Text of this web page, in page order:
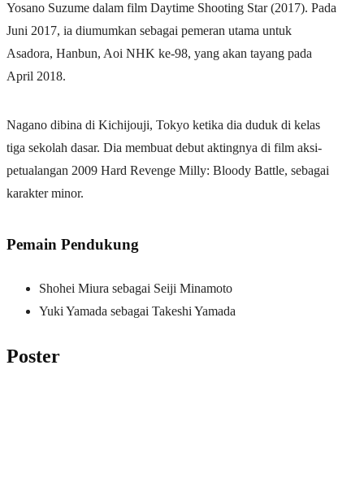
Yosano Suzume dalam film Daytime Shooting Star (2017). Pada
Juni 2017, ia diumumkan sebagai pemeran utama untuk
Asadora, Hanbun, Aoi NHK ke-98, yang akan tayang pada
April 2018.
Nagano dibina di Kichijouji, Tokyo ketika dia duduk di kelas
tiga sekolah dasar. Dia membuat debut aktingnya di film aksi-
petualangan 2009 Hard Revenge Milly: Bloody Battle, sebagai
karakter minor.
Pemain Pendukung
Shohei Miura sebagai Seiji Minamoto
Yuki Yamada sebagai Takeshi Yamada
Poster